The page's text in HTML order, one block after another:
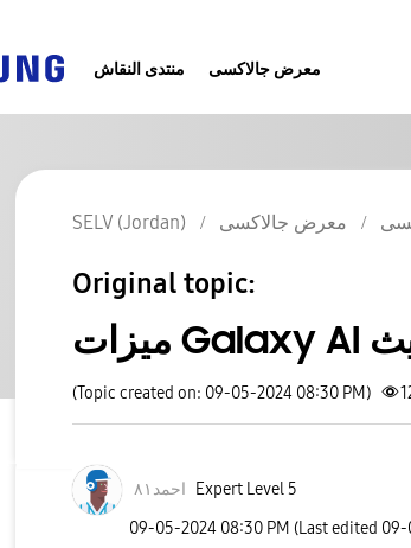
منتدى النقاش معرض جالاكسى
SELV (Jordan) معرض جالاكسى
Original topic:
(Topic created on: 09-05-2024 08:30 PM)
احمد٨١ Expert Level 5
‎09-05-2024 08:30 PM (Last edited ‎09-